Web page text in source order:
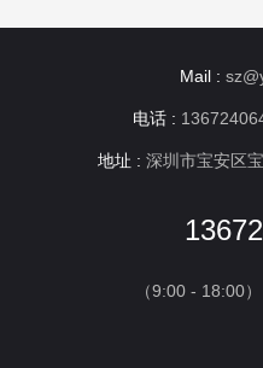
Mail :
电话 :
地址 : 深圳市宝安区
（9:00 - 18:00）